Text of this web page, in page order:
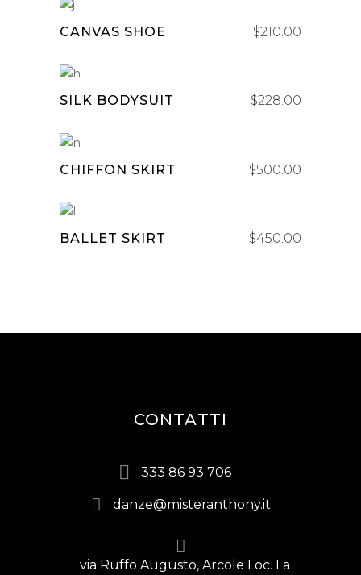
CANVAS SHOE $210.00
SILK BODYSUIT $228.00
CHIFFON SKIRT $500.00
BALLET SKIRT $450.00
CONTATTI
333 86 93 706
danze@misteranthony.it
via Ruffo Augusto, Arcole Loc. La